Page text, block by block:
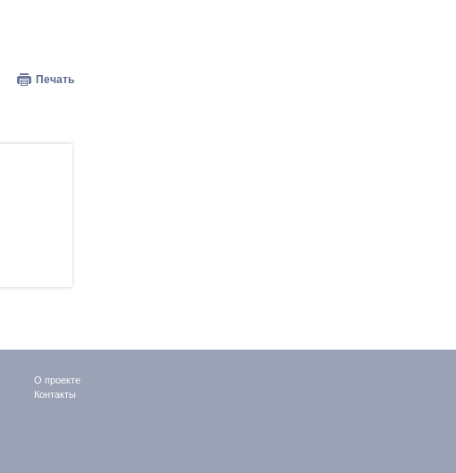
Печать
О проекте
Контакты